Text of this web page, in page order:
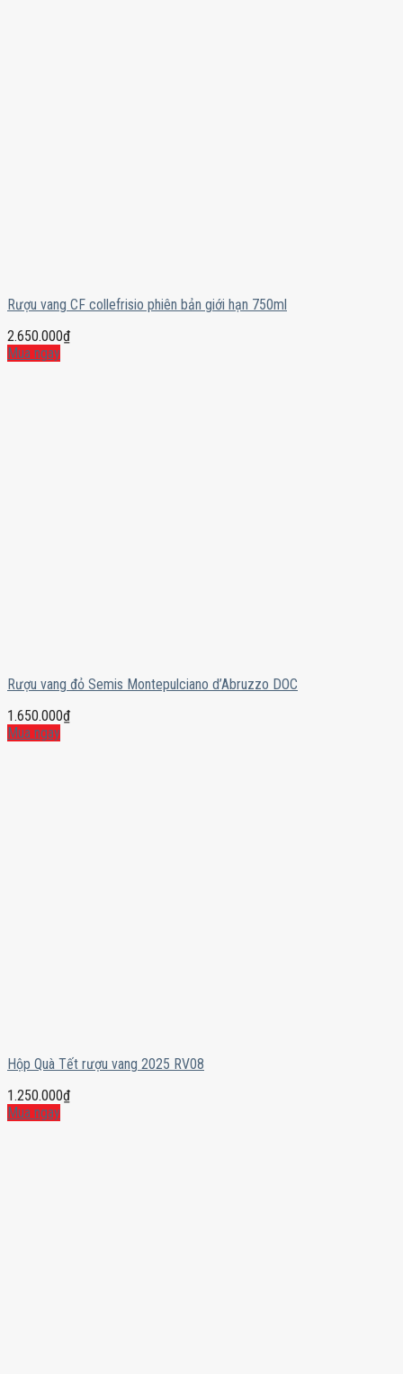
Rượu vang CF collefrisio phiên bản giới hạn 750ml
2.650.000₫
Mua ngay
Rượu vang đỏ Semis Montepulciano d’Abruzzo DOC
1.650.000₫
Mua ngay
Hộp Quà Tết rượu vang 2025 RV08
1.250.000₫
Mua ngay